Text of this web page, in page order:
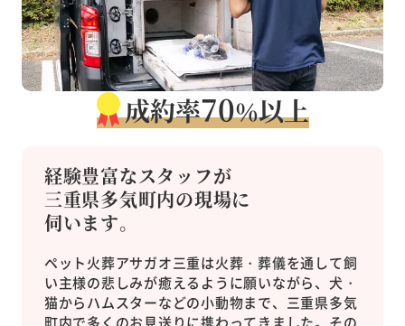
成約率70％以上
経験豊富なスタッフが
三重県多気町内の現場に
伺います。
ペット火葬アサガオ三重は火葬・葬儀を通して飼
い主様の悲しみが癒えるように願いながら、犬・
猫からハムスターなどの小動物まで、三重県多気